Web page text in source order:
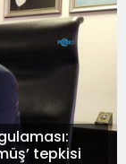
tepkisi